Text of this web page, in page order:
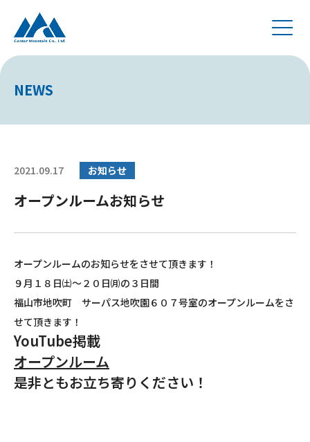
NEWS
2021.09.17 お知らせ
オープンルームお知らせ
オープンルームのお知らせをさせて頂きます！
９月１８日㈯～２０日㈪の３日間
福山市地吹町 サーパス地吹園６０７号室のオープンルームをさ
せて頂きます！
YouTube掲載
オープンルーム
是非ともお立ち寄りください！